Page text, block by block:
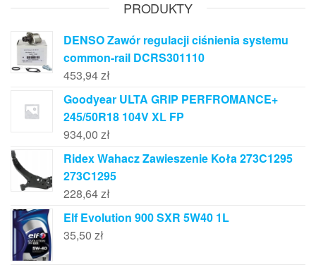
PRODUKTY
DENSO Zawór regulacji ciśnienia systemu
common-rail DCRS301110
453,94zł
Goodyear ULTA GRIP PERFROMANCE+
245/50R18 104V XL FP
934,00 zł
Ridex Wahacz Zawieszenie Koła 273C1295
273C1295
228,64zł
Elf Evolution 900 SXR 5W40 1L
35,50 zł